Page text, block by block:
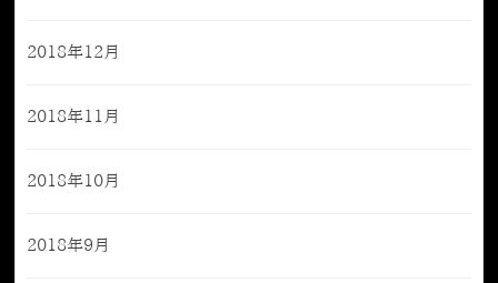
2018年12月
2018年11月
2018年10月
2018年9月